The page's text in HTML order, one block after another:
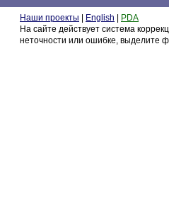
Наши проекты English
PDA
На сайте действует система
неточности или ошибке, выделите